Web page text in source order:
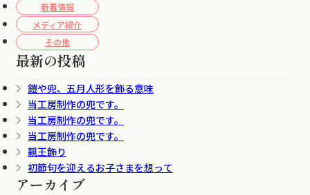
新着情報
メディア紹介
その他
最新の投稿
鎧や兜、五月人形を飾る意味
当工房制作の兜です。
当工房制作の兜です。
当工房制作の兜です。
親王飾り
初節句を迎えるお子さまを想って
アーカイブ